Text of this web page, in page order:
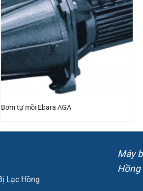
Bơm tự mồi Ebara AGA
Lạc Hồng
Máy
Hồng